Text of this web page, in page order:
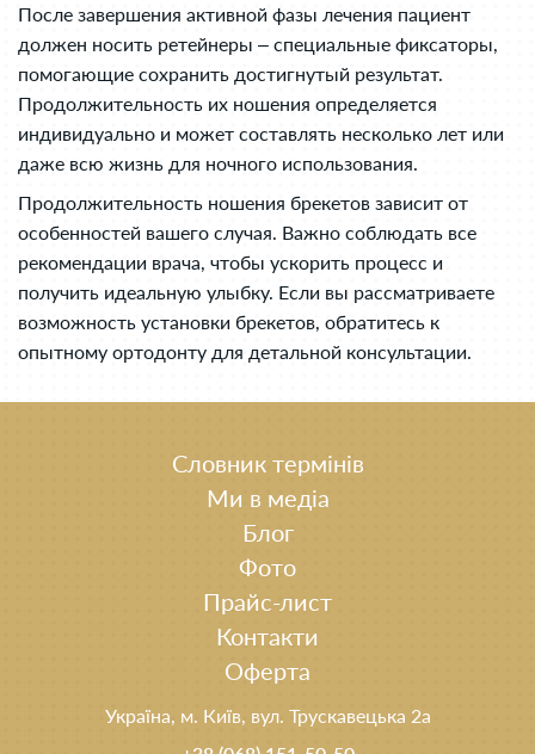
После завершения активной фазы лечения пациент
должен носить ретейнеры – специальные фиксаторы,
помогающие сохранить достигнутый результат.
Продолжительность их ношения определяется
индивидуально и может составлять несколько лет или
даже всю жизнь для ночного использования.
Продолжительность ношения брекетов зависит от
особенностей вашего случая. Важно соблюдать все
рекомендации врача, чтобы ускорить процесс и
получить идеальную улыбку. Если вы рассматриваете
возможность установки брекетов, обратитесь к
опытному ортодонту для детальной консультации.
Словник термінів
Ми в медіа
Блог
Фото
Прайс-лист
Контакти
Оферта
Україна, м. Київ, вул. Трускавецька 2а